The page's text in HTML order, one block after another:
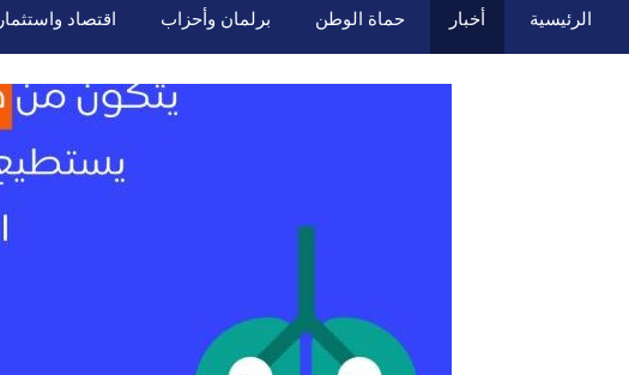
الرئيسية أخبار حماة الوطن برلمان وأحزاب اقتصاد واستثمار